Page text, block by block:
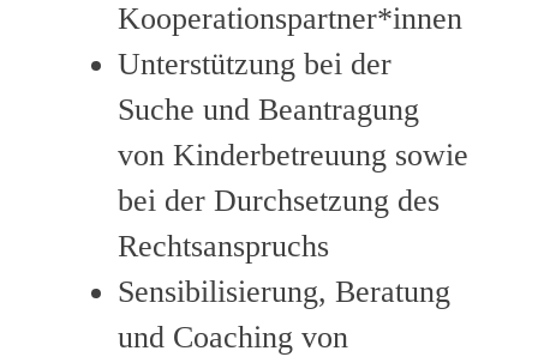
Kooperationspartner*innen
Unterstützung bei der
Suche und Beantragung
von Kinderbetreuung sowie
bei der Durchsetzung des
Rechtsanspruchs
Sensibilisierung, Beratung
und Coaching von